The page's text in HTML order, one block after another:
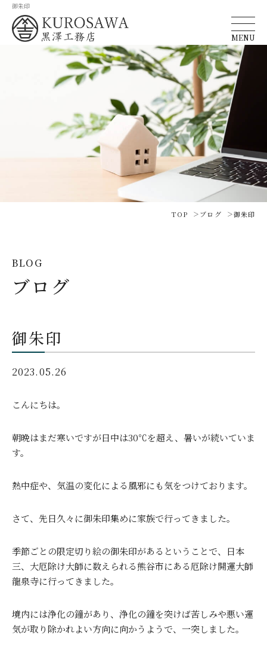
御朱印
MENU
TOP ブログ 御朱印
BLOG
ブログ
御朱印
2023.05.26
こんにちは。
朝晩はまだ寒いですが日中は30℃を超え、暑いが続いていま
す。
熱中症や、気温の変化による風邪にも気をつけております。
さて、先日久々に御朱印集めに家族で行ってきました。
季節ごとの限定切り絵の御朱印があるということで、日本
三、大厄除け大師に数えられる熊谷市にある厄除け開運大師
龍泉寺に行ってきました。
境内には浄化の鐘があり、浄化の鐘を突けば苦しみや悪い運
気が取り除かれよい方向に向かうようで、一突しました。